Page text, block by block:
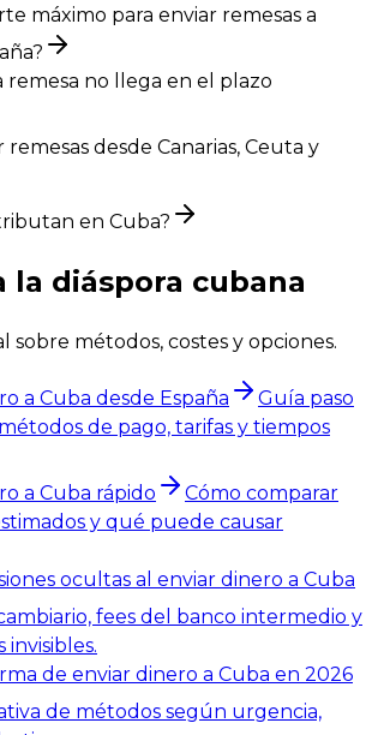
máximo para enviar remesas a
remesa no llega en el plazo
desde Canarias, Ceuta y
en Cuba?
la diáspora cubana
sobre métodos, costes y opciones.
a Cuba desde España
Guía paso
de pago, tarifas y tiempos
a Cuba rápido
Cómo comparar
y qué puede causar
ocultas al enviar dinero a Cuba
fees del banco intermedio y
invisibles.
de enviar dinero a Cuba en 2026
de métodos según urgencia,